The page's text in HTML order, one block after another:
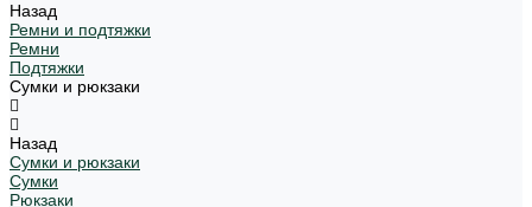
Назад
Ремни и подтяжки
Ремни
Подтяжки
Сумки и рюкзаки
Назад
Сумки и рюкзаки
Сумки
Рюкзаки